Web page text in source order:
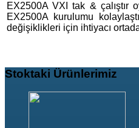
EX2500A VXI tak & çalıştır
EX2500A kurulumu
değişiklikleri için ihtiyacı
Stoktaki Ürünlerimiz